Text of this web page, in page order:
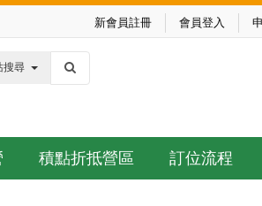
新會員註冊 會員登入
搜尋
積點折抵營區 訂位流程